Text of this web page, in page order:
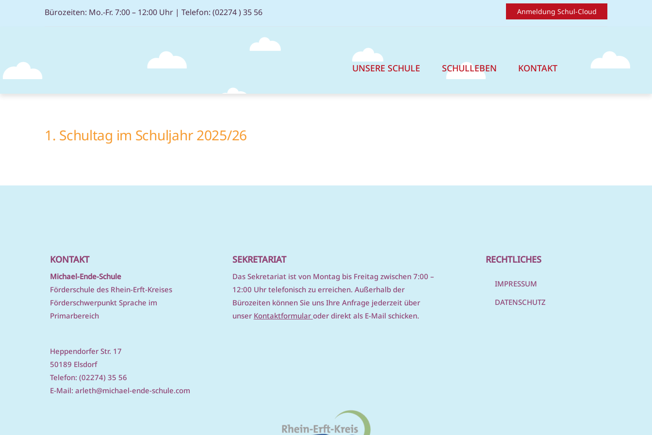
Bürozeiten: Mo.-Fr. 7:00 – 12:00 Uhr | Telefon: (02274 ) 35 56 Anmeldung Schul-Cloud
UNSERE SCHULE SCHULLEBEN KONTAKT
1. Schultag im Schuljahr 2025/26
KONTAKT
Michael-Ende-Schule
Förderschule des Rhein-Erft-Kreises
Förderschwerpunkt Sprache im
Primarbereich
Heppendorfer Str. 17
50189 Elsdorf
Telefon: (02274) 35 56
E-Mail: arleth@michael-ende-schule.com
SEKRETARIAT
Das Sekretariat ist von Montag bis Freitag zwischen 7:00 –
12:00 Uhr telefonisch zu erreichen. Außerhalb der
Bürozeiten können Sie uns Ihre Anfrage jederzeit über
unser Kontaktformular oder direkt als E-Mail schicken.
RECHTLICHES
IMPRESSUM
DATENSCHUTZ